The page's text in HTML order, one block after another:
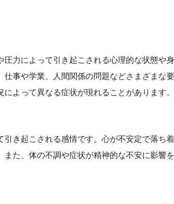
力によって引き起こされる心理的な状態や
事や学業、人間関係の問題などさまざまな
よって異なる症状が現れることがあります。
き起こされる感情です。心が不安定で落ち
た、体の不調や症状が精神的な不安に影響